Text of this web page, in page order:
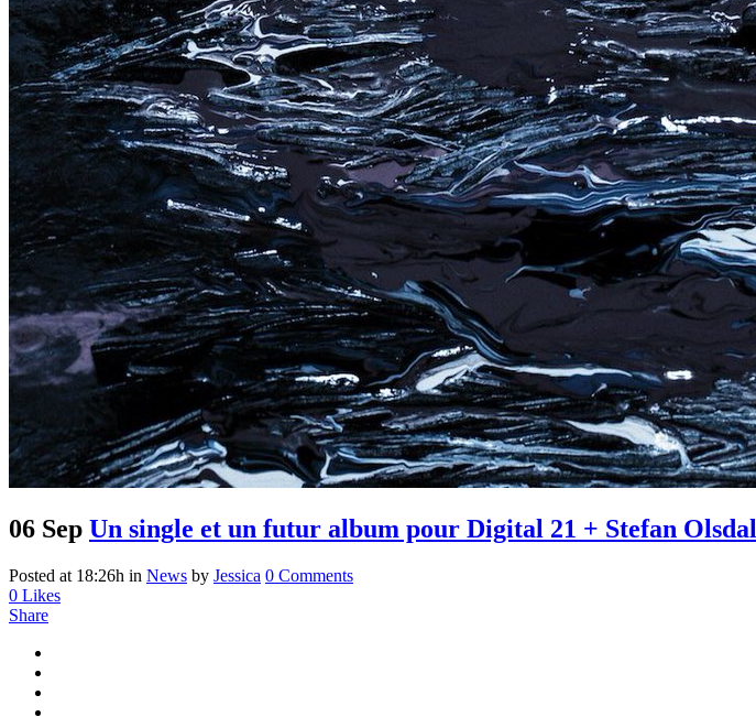
06 Sep Un single et un futur album pour Digital 21 + Stefan Olsdal
Posted at 18:26h in News by Jessica 0 Comments
0 Likes
Share